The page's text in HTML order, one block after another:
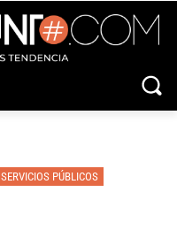
SERVICIOS PÚBLICOS